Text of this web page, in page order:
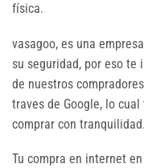
física.
vasagoo, es una
su seguridad, por eso te
de nuestros
traves de Google, lo
comprar con tranquilidad.
Tu compra en internet